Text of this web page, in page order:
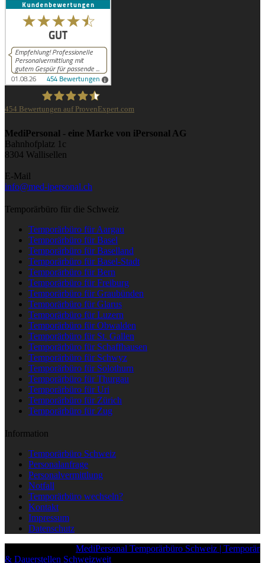
iPersonal
454 Bewertungen auf ProvenExpert.com
MediPersonal - eine Marke von iPersonal AG
Bahnhofplatz 1c
8304 Wallisellen
E-Mail
info@med-ipersonal.ch
Temporärbüro für die Schweiz
Temporärbüro für Aargau
Temporärbüro für Basel
Temporärbüro für Baselland
Temporärbüro für Basel-Stadt
Temporärbüro für Bern
Temporärbüro für Freiburg
Temporärbüro für Graubünden
Temporärbüro für Glarus
Temporärbüro für Luzern
Temporärbüro für Obwalden
Temporärbüro für St. Gallen
Temporärbüro für Schaffhausen
Temporärbüro für Schwyz
Temporärbüro für Solothurn
Temporärbüro für Thurgau
Temporärbüro für Uri
Temporärbüro für Zürich
Temporärbüro für Zug
Information
Temporärbüro Schweiz
Personalanfrage
Personalvermittlung
Notfall
Temporärbüro wechseln?
Kontakt
Impressum
Datenschutz
MediPersonal Temporärbüro Schweiz | Temporär
& Dauerstellen Schweizweit